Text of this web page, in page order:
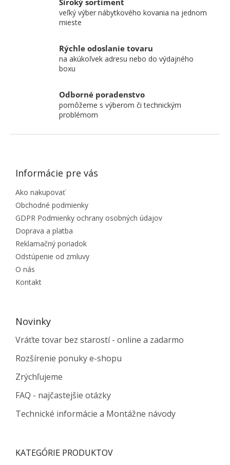
Široký sortiment
veľký výber nábytkového kovania na jednom
mieste
Rýchle odoslanie tovaru
na akúkoľvek adresu nebo do výdajného
boxu
Odborné poradenstvo
pomôžeme s výberom či technickým
problémom
ZÁPÄTIE
Informácie pre vás
Ako nakupovať
Obchodné podmienky
GDPR Podmienky ochrany osobných údajov
Doprava a platba
Reklamačný poriadok
Odstúpenie od zmluvy
O nás
Kontakt
Novinky
Vráťte tovar bez starostí - online a zadarmo
Rozšírenie ponuky e-shopu
Zrýchľujeme
FAQ - najčastejšie otázky
Technické informácie a Montážne návody
KATEGÓRIE PRODUKTOV